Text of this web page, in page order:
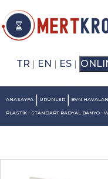
TR | EN | ES |
ANASAYFA | ÜRÜNLER | BVN
PLASTİK - STANDART RADYAL BANYO -